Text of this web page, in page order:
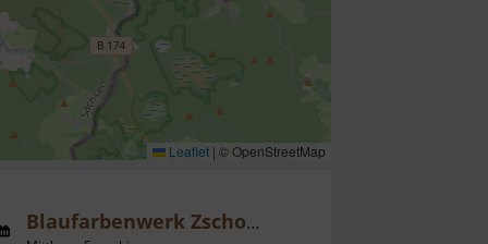
Leaflet | © OpenStreetMap
Blaufarbenwerk Zschopenthal